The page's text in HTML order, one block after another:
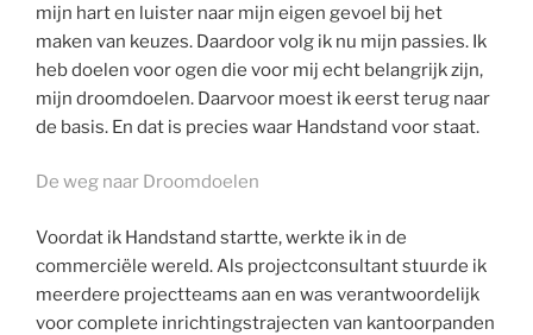
mijn hart en luister naar mijn eigen gevoel bij het
maken van keuzes. Daardoor volg ik nu mijn passies. Ik
heb doelen voor ogen die voor mij echt belangrijk zijn,
mijn droomdoelen. Daarvoor moest ik eerst terug naar
de basis. En dat is precies waar Handstand voor staat.
De weg naar Droomdoelen
Voordat ik Handstand startte, werkte ik in de
commerciële wereld. Als projectconsultant stuurde ik
meerdere projectteams aan en was verantwoordelijk
voor complete inrichtingstrajecten van kantoorpanden